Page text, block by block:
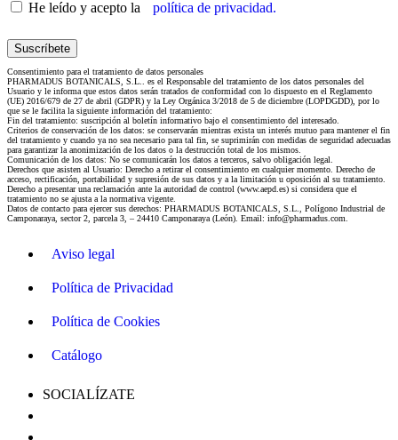
He leído y acepto la política de privacidad.
Consentimiento para el tratamiento de datos personales
PHARMADUS BOTANICALS, S.L.. es el Responsable del tratamiento de los datos personales del
Usuario y le informa que estos datos serán tratados de conformidad con lo dispuesto en el Reglamento
(UE) 2016/679 de 27 de abril (GDPR) y la Ley Orgánica 3/2018 de 5 de diciembre (LOPDGDD), por lo
que se le facilita la siguiente información del tratamiento:
Fin del tratamiento: suscripción al boletín informativo bajo el consentimiento del interesado.
Criterios de conservación de los datos: se conservarán mientras exista un interés mutuo para mantener el fin
del tratamiento y cuando ya no sea necesario para tal fin, se suprimirán con medidas de seguridad adecuadas
para garantizar la anonimización de los datos o la destrucción total de los mismos.
Comunicación de los datos: No se comunicarán los datos a terceros, salvo obligación legal.
Derechos que asisten al Usuario: Derecho a retirar el consentimiento en cualquier momento. Derecho de
acceso, rectificación, portabilidad y supresión de sus datos y a la limitación u oposición al su tratamiento.
Derecho a presentar una reclamación ante la autoridad de control (www.aepd.es) si considera que el
tratamiento no se ajusta a la normativa vigente.
Datos de contacto para ejercer sus derechos: PHARMADUS BOTANICALS, S.L., Polígono Industrial de
Camponaraya, sector 2, parcela 3, – 24410 Camponaraya (León). Email: info@pharmadus.com.
Aviso legal
Política de Privacidad
Política de Cookies
Catálogo
SOCIALÍZATE